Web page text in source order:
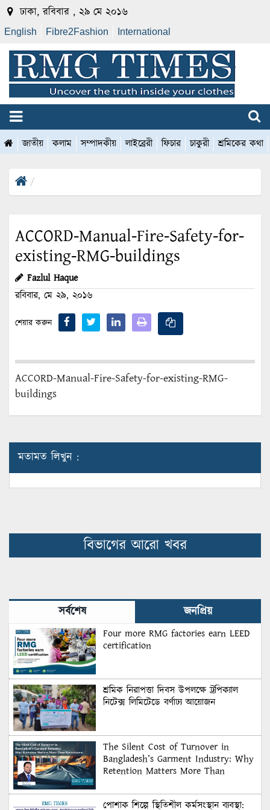
ঢাকা, রবিবার , ২৯ মে ২০১৬
English Fibre2Fashion International
জাতীয় কলাম সম্পাদকীয় লাইব্রেরী ফিচার চাকুরী শ্রমিকের কথা
ACCORD-Manual-Fire-Safety-for-
existing-RMG-buildings
Fazlul Haque
রবিবার, মে ২৯, ২০১৬
শেয়ার করুন
ACCORD-Manual-Fire-Safety-for-existing-RMG-
buildings
মতামত লিখুন :
বিভাগের আরো খবর
সর্বশেষ জনপ্রিয়
Four more RMG factories earn LEED
certification
শ্রমিক নিরাপত্তা দিবস উপলক্ষে ট্রপিক্যাল
নিটেক্স লিমিটেডে বর্ণাঢ্য আয়োজন
The Silent Cost of Turnover in
Bangladesh’s Garment Industry: Why
Retention Matters More Than
পোশাক শিল্পে স্থিতিশীল কর্মসংস্থান ব্যবস্থা: